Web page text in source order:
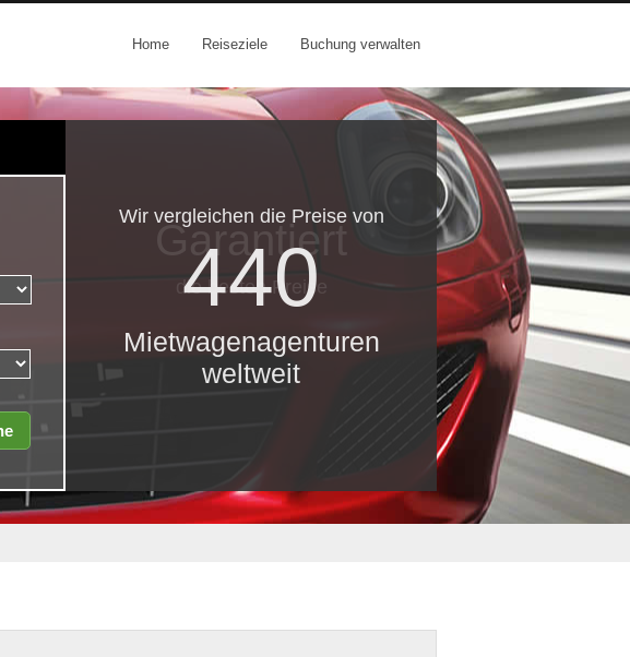
Home Reiseziele Buchung verwalten
Wir vergleichen die Preise von
440
Mietwagenagenturen
weltweit
Garantiert
die besten Preise